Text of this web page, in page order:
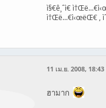
ì§€ê¸ˆì€
ì†Œë...€ì‹œëŒ€ ,
11 เม.ย. 2008, 18:43
ฮามาก